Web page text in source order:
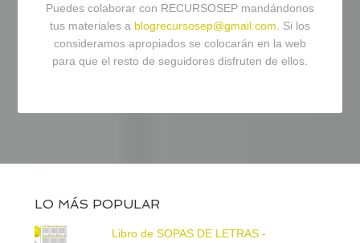
Puedes colaborar con RECURSOSEP mandándonos
tus materiales a blogrecursosep@gmail.com. Si los
consideramos apropiados se colocarán en la web
para que el resto de seguidores disfruten de ellos.
LO MÁS POPULAR
Libro de SOPAS DE LETRAS -